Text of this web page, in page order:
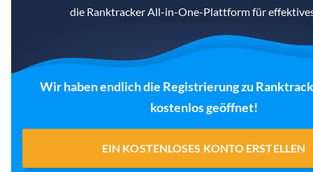
die Ranktracker All-in-One-Plattform für
Wir haben endlich die Registrierung zu
kostenlos geöffnet!
EIN KOSTENLOSES KONTO ERSTELLEN